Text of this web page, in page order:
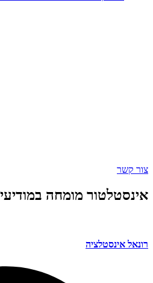
מומחה במודיעין – 40 שנות ניסיון